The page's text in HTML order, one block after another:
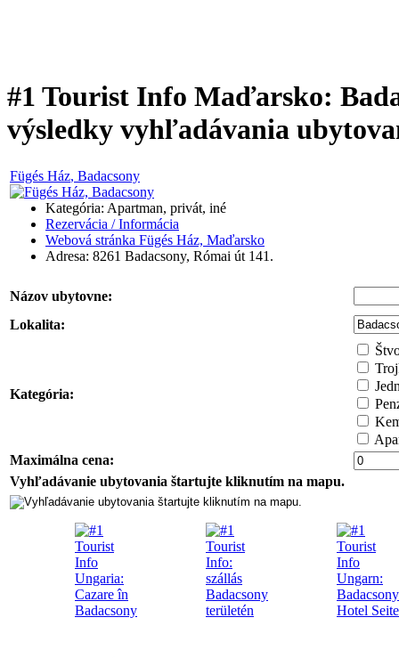
#1 Tourist Info Maďarsko:
výsledky vyhľadávania
Fügés Ház, Badacsony
Kategória: Apartman, privát, iné
Rezervácia / Informácia
Webová stránka Fügés Ház, Maďarsko
Adresa: 8261 Badacsony, Római út 141.
Názov ubytovne:
Lokalita:
Kategória:
Maximálna cena:
Vyhľadávanie ubytovania štartujte kliknutím na mapu.